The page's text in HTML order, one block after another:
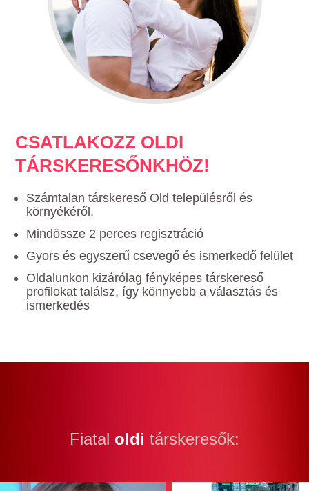
CSATLAKOZZ OLDI
TÁRSKERESŐNKHÖZ!
Számtalan társkereső Old településről és
környékéről.
Mindössze 2 perces regisztráció
Gyors és egyszerű csevegő és ismerkedő felület
Oldalunkon kizárólag fényképes társkereső
profilokat találsz, így könnyebb a választás és
ismerkedés
Fiatal oldi társkeresők: